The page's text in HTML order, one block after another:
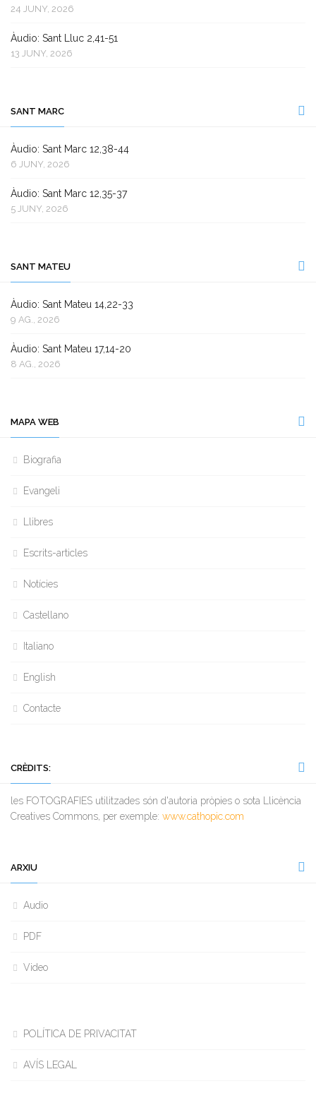
24 JUNY, 2026
Àudio: Sant Lluc 2,41-51
13 JUNY, 2026
SANT MARC
Àudio: Sant Marc 12,38-44
6 JUNY, 2026
Àudio: Sant Marc 12,35-37
5 JUNY, 2026
SANT MATEU
Àudio: Sant Mateu 14,22-33
9 AG., 2026
Àudio: Sant Mateu 17,14-20
8 AG., 2026
MAPA WEB
Biografia
Evangeli
Llibres
Escrits-articles
Notícies
Castellano
Italiano
English
Contacte
CRÈDITS:
les FOTOGRAFIES utilitzades són d'autoria pròpies o sota Llicència
Creatives Commons, per exemple: www.cathopic.com
ARXIU
Audio
PDF
Video
POLÍTICA DE PRIVACITAT
AVÍS LEGAL